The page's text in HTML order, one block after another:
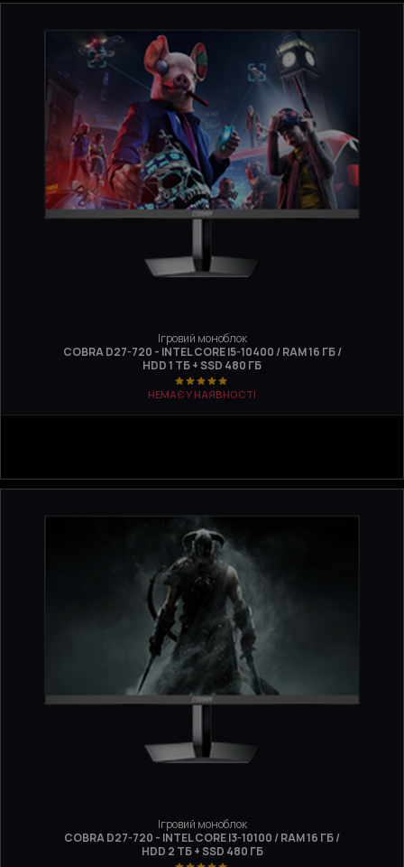
Ігровий моноблок
COBRA D27-720 - INTEL CORE I5-10400 / RAM 16 ГБ /
HDD 1 ТБ + SSD 480 ГБ
НЕМАЄ У НАЯВНОСТІ
Ігровий моноблок
COBRA D27-720 - INTEL CORE I3-10100 / RAM 16 ГБ /
HDD 2 ТБ + SSD 480 ГБ